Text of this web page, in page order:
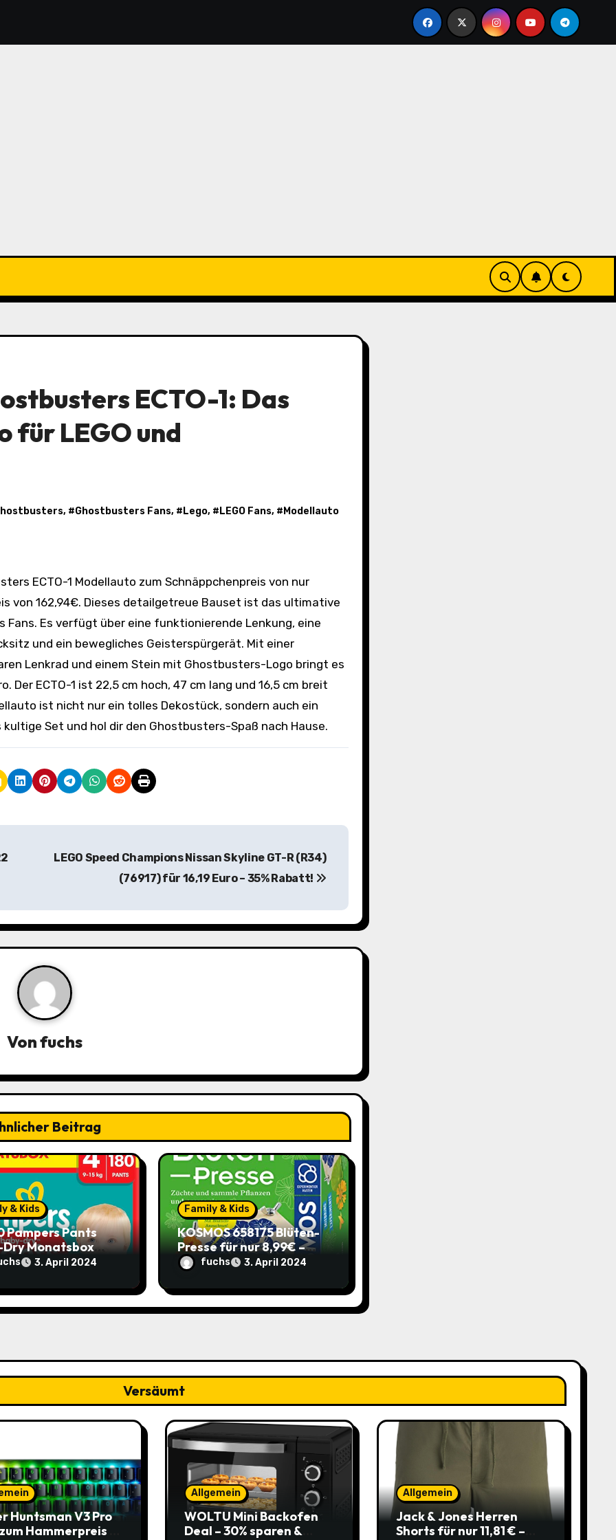
ECTO-1: Das
LEGO und
, #Ghostbusters Fans, # Lego, # LEGO Fans, # Modellauto
von 162,94€. Dieses detailgetreue Bauset ist das ultimative
Fans. Es verfügt über eine funktionierende Lenkung, eine
und ein bewegliches Geisterspürgerät. Mit einer
Lenkrad und einem Stein mit Ghostbusters-Logo bringt es
ECTO-1 ist 22,5 cm hoch, 47 cm lang und 16,5 cm breit
ist nicht nur ein tolles Dekostück, sondern auch ein
Set und hol dir den Ghostbusters-Spaß nach Hause.
LEGO Speed Champions Nissan Skyline GT-R (R34)
(76917) für 16,19 Euro – 35% Rabatt!
Vonfuchs
Beitrag
& Kids
Pampers Pants
Monatsbox
4) – €0,204 pro
(Sparabo) – Spare
3. April 2024
Family & Kids
KOSMOS 658175 Blüten-
Presse für nur 8,99€ –
Spare 2,90€ im Vergleich
zum alten Preis!
fuchs 3. April 2024
Versäumt
Huntsman V3 Pro
Hammerpreis –
Allgemein
WOLTU Mini Backofen
Deal – 30% sparen &
Allgemein
Jack & Jones Herren
Shorts für nur 11,81 € –